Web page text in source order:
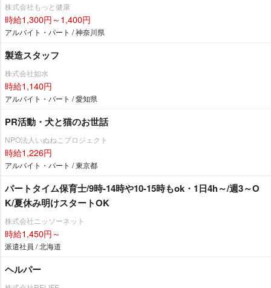
株式会社もっと健康
時給1,300円～1,400円
アルバイト・パート / 神奈川県
製造スタッフ
株式会社如水
時給1,140円
アルバイト・パート / 愛知県
PR活動・犬と猫のお世話
NPO法人いぬねこプロジェクト
時給1,226円
アルバイト・パート / 東京都
パートタイム保育士/9時-14時や10-15時もok・1日4h～/週3～O
K/夏休み明けスタートOK
株式会社ニッソーネット
時給1,450円～
派遣社員 / 北海道
ヘルパー